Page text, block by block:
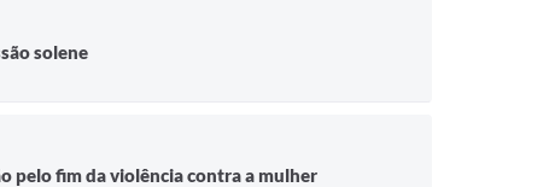
solene
pelo fim da violência contra a mulher